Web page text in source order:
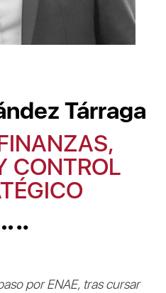
Tárraga
CONTROL
por ENAE, tras cursar